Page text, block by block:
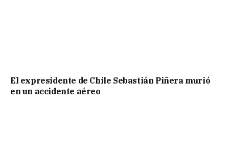
El expresidente de Chile Sebastián Piñera murió
en un accidente aéreo